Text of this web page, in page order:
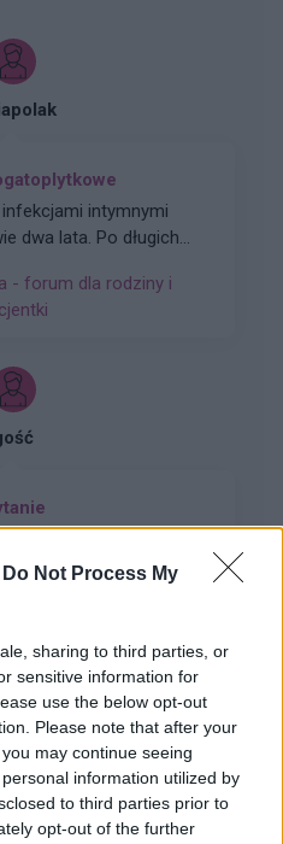
Do Not Process My
sharing to third parties, or
sensitive information for
use the below opt-out
Please note that after your
may continue seeing
information utilized by
to third parties prior to
opt-out of the further
intymnymi
dwa lata. Po długich
ciągły dyskomfort oraz
w bruzdach między
u mnie osocze
Może któraś z
Będę wdzięczna
- forum dla rodziny i
dniach. Prawidłowo
dopiero 05 lipca, a nie
Kupiłam w Turcji
30mg) i je użyłam. Nie
do polski wrócę dopiero
teraz 7 dni przerwy i
niedzielę? Czy
ok?
gość
plamienia